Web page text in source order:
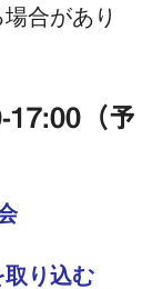
合があり
17:00（予
り込む